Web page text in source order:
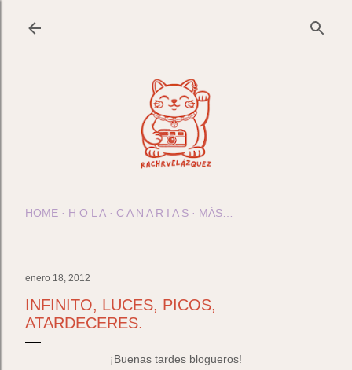
HOME H O L A C A N A R I A S MÁS…
enero 18, 2012
INFINITO, LUCES, PICOS,
ATARDECERES.
¡Buenas tardes blogueros!